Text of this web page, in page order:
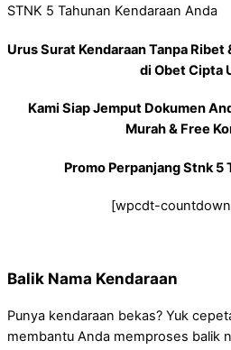
STNK 5 Tahunan Kendaraan Anda
Urus Surat Kendaraan Tanpa Ribet
di Obet Cipta
Kami Siap Jemput Dokumen
Murah & Free
Promo Perpanjang Stnk 5
[wpcdt-countdown
Balik Nama Kendaraan
Punya kendaraan bekas? Yuk
membantu Anda memproses balik